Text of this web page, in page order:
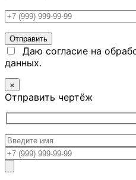
Даю согласие на
данных.
×
Отправить чертёж